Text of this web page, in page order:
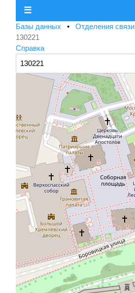
☰
Базы данных • Отделения связи
130221
Справка